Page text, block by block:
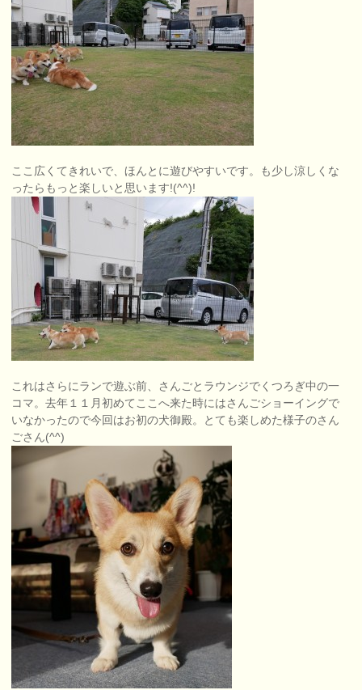
ここ広くてきれいで、ほんとに遊びやすいです。も少し涼しくな
ったらもっと楽しいと思います!(^^)!
これはさらにランで遊ぶ前、さんごとラウンジでくつろぎ中の一
コマ。去年１１月初めてここへ来た時にはさんごショーイングで
いなかったので今回はお初の犬御殿。とても楽しめた様子のさん
ごさん(^^)